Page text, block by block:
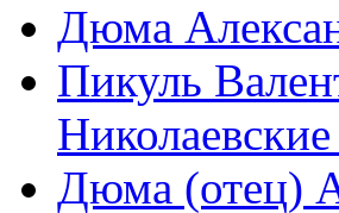
Дюма
Пикуль
Дюма (отец)